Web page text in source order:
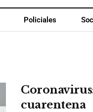
Policiales
cuarentena